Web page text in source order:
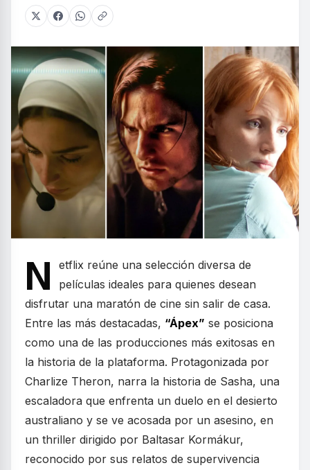
N
etflix reúne una selección diversa de
películas ideales para quienes desean
disfrutar una maratón de cine sin salir de casa.
Entre las más destacadas, “Ápex” se posiciona
como una de las producciones más exitosas en
la historia de la plataforma. Protagonizada por
Charlize Theron, narra la historia de Sasha, una
escaladora que enfrenta un duelo en el desierto
australiano y se ve acosada por un asesino, en
un thriller dirigido por Baltasar Kormákur,
reconocido por sus relatos de supervivencia